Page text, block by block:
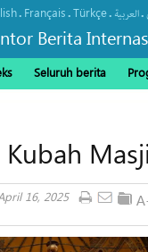
. Français.Türkçe. العربیة.
Berita
Seluruh berita
16, 2025